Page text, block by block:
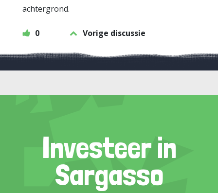
achtergrond.
0 Vorige discussie
Investeer in
Sargasso